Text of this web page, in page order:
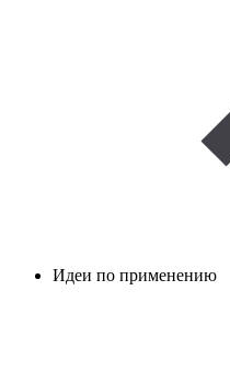
Идеи по применению